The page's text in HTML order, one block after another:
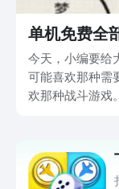
单机免费全
今天，小编要给
可能喜欢那种需
欢那种战斗游戏
几把游戏，简
都会感觉轻松不